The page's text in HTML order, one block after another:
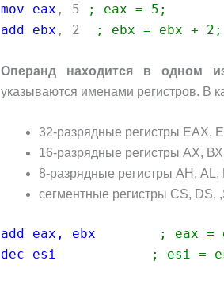
mov eax , 5
; eax = 5;
add ebx , 2 ; ebx = ebx + 2;
Операнд находится в одном
указываются именами регистров. В
32-разрядные регистры ЕАХ,
16-разрядные регистры АХ,
8-разрядные регистры АН, AL,
сегментные регистры CS, DS,
add eax, ebx
; eах =
dec esi
; esi =